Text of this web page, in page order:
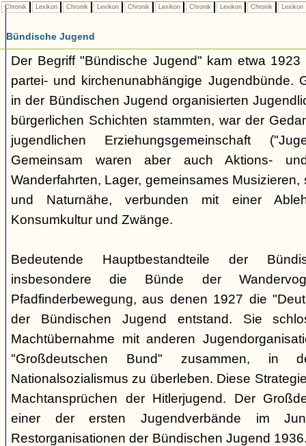
Chronik Lexikon Chronik Lexikon Chronik Lexikon Chronik Lexikon Chronik Lexikon
Bündische Jugend
Der Begriff "Bündische Jugend" kam etwa
partei- und kirchenunabhängige Jugendbünde.
in der Bündischen Jugend organisierten
bürgerlichen Schichten stammten, war der
jugendlichen Erziehungsgemeinschaft
Gemeinsam waren aber auch Aktions-
Wanderfahrten, Lager, gemeinsames
und Naturnähe, verbunden mit einer
Konsumkultur und Zwänge.
Bedeutende Hauptbestandteile der
insbesondere die Bünde der
Pfadfinderbewegung, aus denen 1927 die
der Bündischen Jugend entstand. Sie
Machtübernahme mit anderen
"Großdeutschen Bund" zusammen,
Nationalsozialismus zu überleben. Diese
Machtansprüchen der Hitlerjugend. Der
einer der ersten Jugendverbände im
Restorganisationen der Bündischen Jugend